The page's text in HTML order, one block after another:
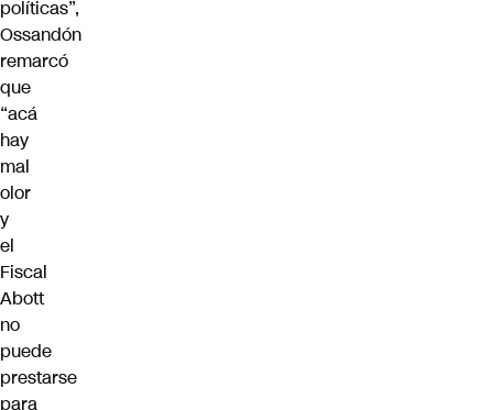
políticas”,
Ossandón
remarcó
que
“acá
hay
mal
olor
y
el
Fiscal
Abott
no
puede
prestarse
para